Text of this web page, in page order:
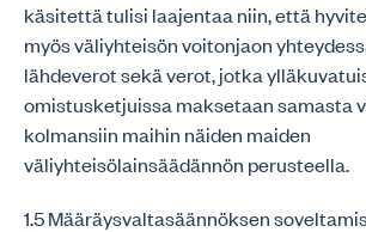
käsitettä tulisi laajentaa niin, että
myös väliyhteisön voitonjaon
lähdeverot sekä verot, jotka
omistusketjuissa maksetaan samasta
kolmansiin maihin näiden maiden
väliyhteisölainsäädännön perusteella.
1.5 Määräysvaltasäännöksen